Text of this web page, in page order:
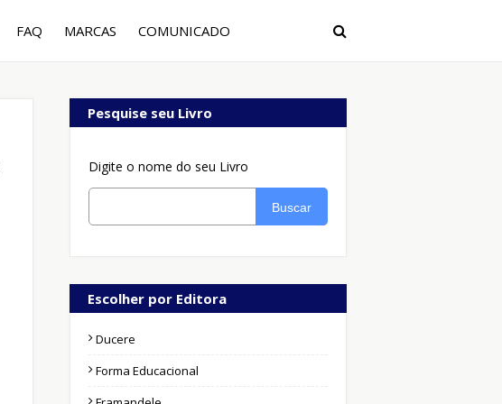
FAQ MARCAS COMUNICADO
Pesquise seu Livro
Digite o nome do seu Livro
Buscar
Escolher por Editora
Ducere
Forma Educacional